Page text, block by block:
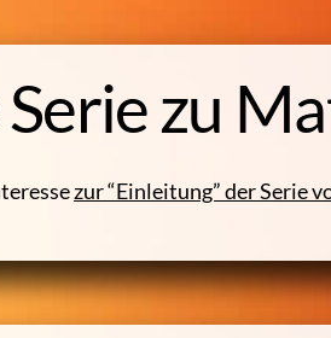
zu
zur “Einleitung” der Serie